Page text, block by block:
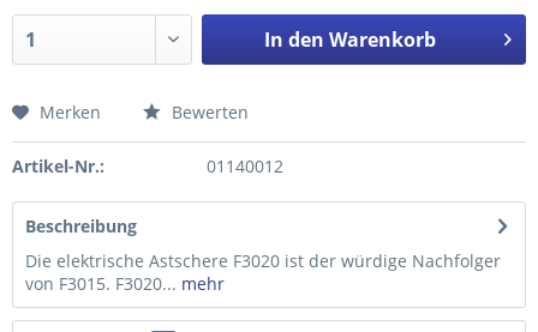
In den Warenkorb
Preis anfragen
Merken Bewerten
Artikel-Nr.: 01140012
Beschreibung
Die elektrische Astschere F3020 ist der würdige Nachfolger
von F3015. F3020... mehr